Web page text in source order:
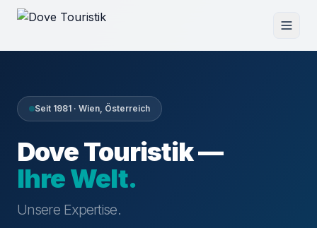
Seit 1981 · Wien, Österreich
Dove Touristik —
Ihre Welt.
Unsere Expertise.